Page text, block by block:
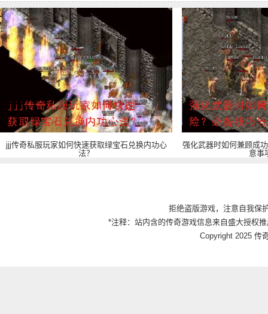
jjj传奇私服玩家如何快速获取绿宝石兑换内功心
法？
强化武器时如何兼顾成
意事
拒绝盗版游戏，注意自我保
*注释：站内含的传奇游戏信息来自盛大授权
Copyright 2025 传